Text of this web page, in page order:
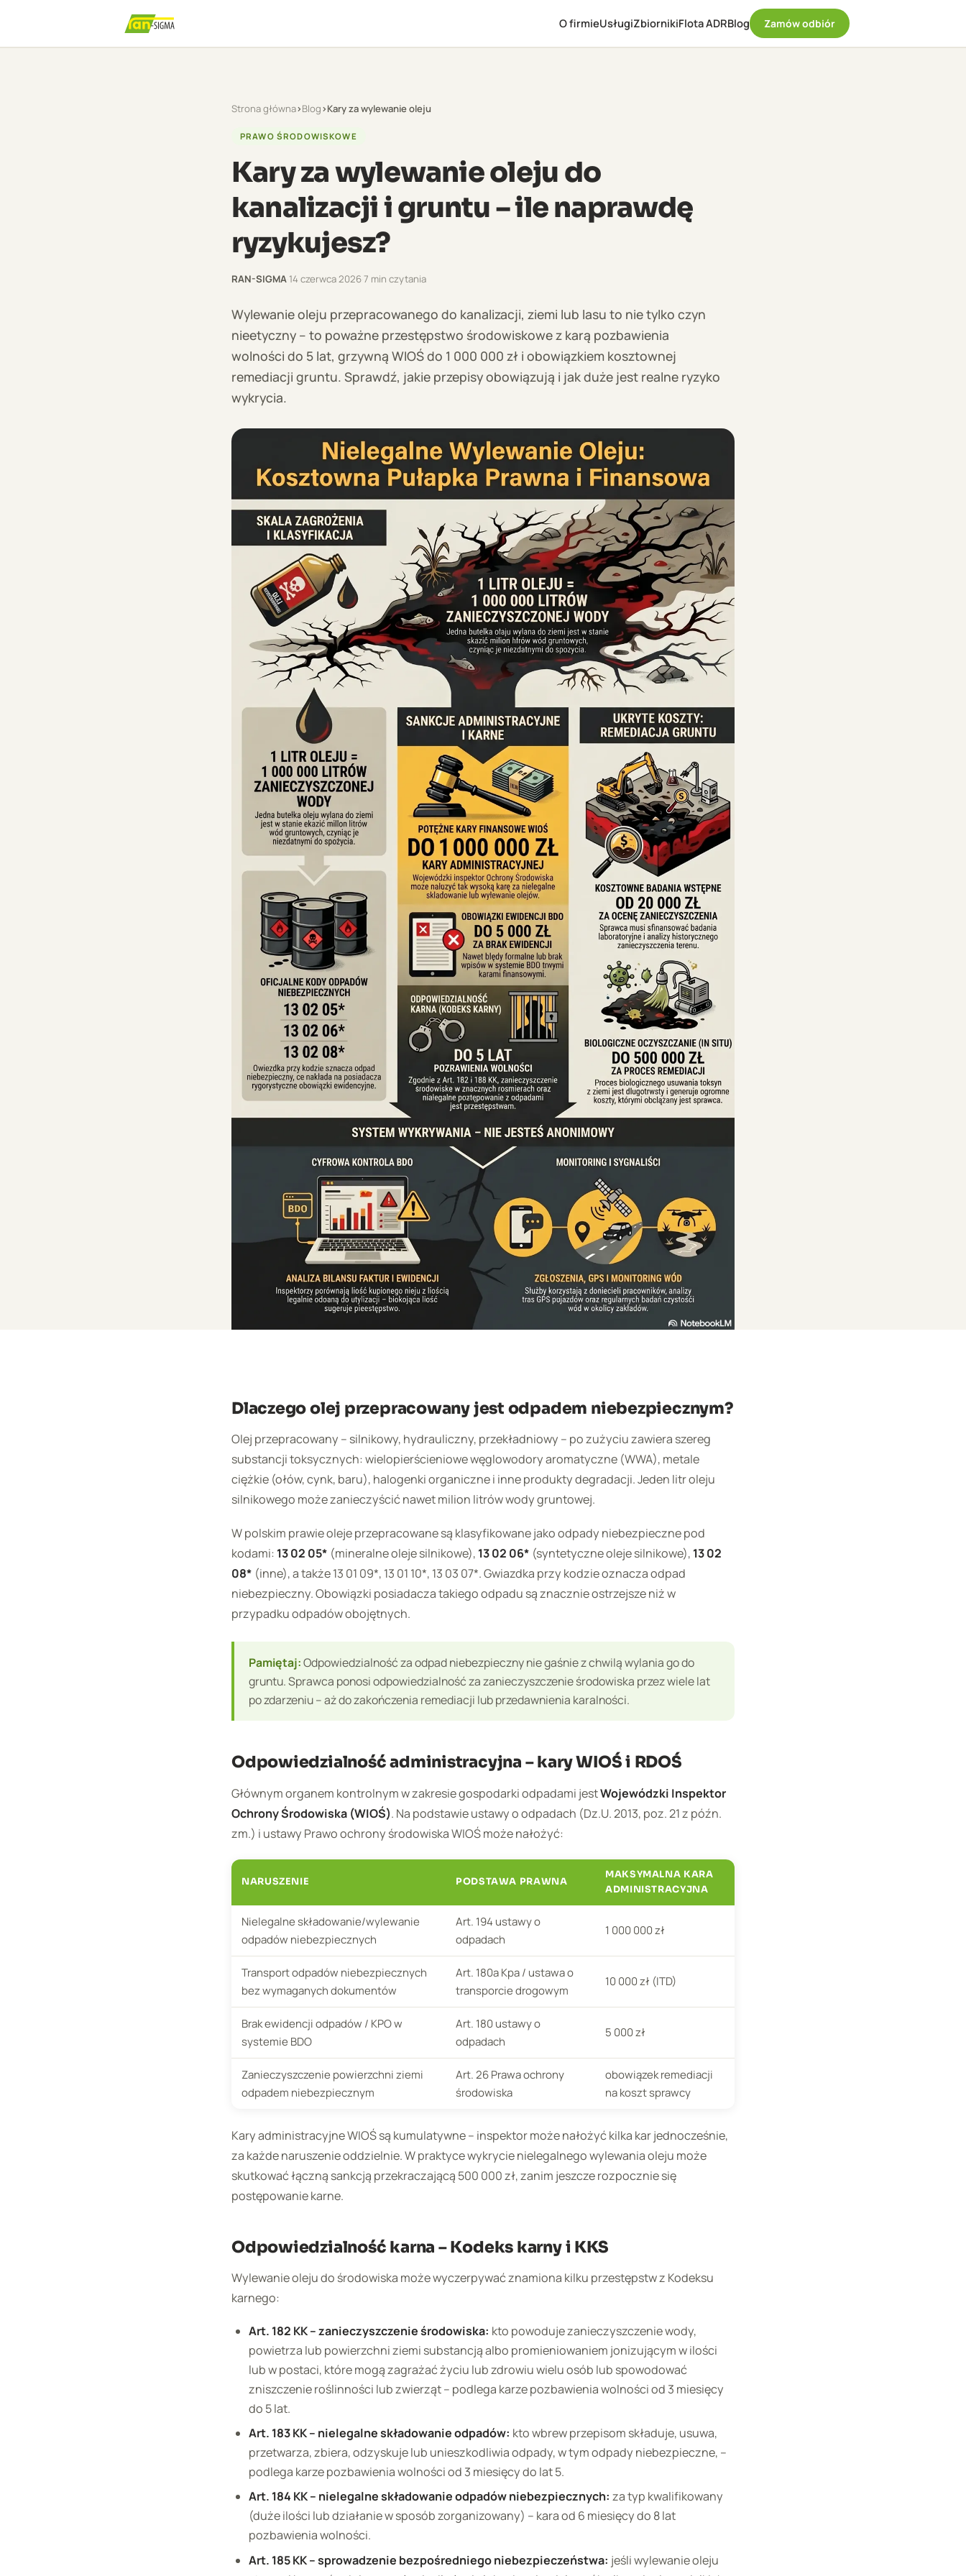
O firmieUsługiZbiornikiFlota ADRBlog Zamów odbiór
Strona główna›Blog›Kary za wylewanie oleju
PRAWO ŚRODOWISKOWE
Kary za wylewanie oleju do
kanalizacji i gruntu – ile naprawdę
ryzykujesz?
RAN-SIGMA 14 czerwca 20267 min czytania
Wylewanie oleju przepracowanego do kanalizacji, ziemi lub lasu to nie tylko czyn
nieetyczny – to poważne przestępstwo środowiskowe z karą pozbawienia
wolności do 5 lat, grzywną WIOŚ do 1 000 000 zł i obowiązkiem kosztownej
remediacji gruntu. Sprawdź, jakie przepisy obowiązują i jak duże jest realne ryzyko
wykrycia.
Dlaczego olej przepracowany jest odpadem niebezpiecznym?
Olej przepracowany – silnikowy, hydrauliczny, przekładniowy – po zużyciu zawiera szereg
substancji toksycznych: wielopierścieniowe węglowodory aromatyczne (WWA), metale
ciężkie (ołów, cynk, baru), halogenki organiczne i inne produkty degradacji. Jeden litr oleju
silnikowego może zanieczyścić nawet milion litrów wody gruntowej.
W polskim prawie oleje przepracowane są klasyfikowane jako odpady niebezpieczne pod
kodami: 13 02 05* (mineralne oleje silnikowe), 13 02 06* (syntetyczne oleje silnikowe), 13 02
08* (inne), a także 13 01 09*, 13 01 10*, 13 03 07*. Gwiazdka przy kodzie oznacza odpad
niebezpieczny. Obowiązki posiadacza takiego odpadu są znacznie ostrzejsze niż w
przypadku odpadów obojętnych.
Pamiętaj:Odpowiedzialność za odpad niebezpieczny nie gaśnie z chwilą wylania go do
gruntu. Sprawca ponosi odpowiedzialność za zanieczyszczenie środowiska przez wiele lat
po zdarzeniu – aż do zakończenia remediacji lub przedawnienia karalności.
Odpowiedzialność administracyjna – kary WIOŚ i RDOŚ
Głównym organem kontrolnym w zakresie gospodarki odpadami jestWojewódzki Inspektor
Ochrony Środowiska (WIOŚ). Na podstawie ustawy o odpadach (Dz.U. 2013, poz. 21 z późn.
zm.) i ustawy Prawo ochrony środowiska WIOŚ może nałożyć:
NARUSZENIE PODSTAWA PRAWNA
MAKSYMALNA KARA
ADMINISTRACYJNA
Nielegalne składowanie/wylewanie
odpadów niebezpiecznych
Art. 194 ustawy o
odpadach
1 000 000 zł
Transport odpadów niebezpiecznych
bez wymaganych dokumentów
Art. 180a Kpa / ustawa o
transporcie drogowym
10 000 zł (ITD)
Brak ewidencji odpadów / KPO w
systemie BDO
Art. 180 ustawy o
odpadach
5 000 zł
Zanieczyszczenie powierzchni ziemi
odpadem niebezpiecznym
Art. 26 Prawa ochrony
środowiska
obowiązek remediacji
na koszt sprawcy
Kary administracyjne WIOŚ są kumulatywne – inspektor może nałożyć kilka kar jednocześnie,
za każde naruszenie oddzielnie. W praktyce wykrycie nielegalnego wylewania oleju może
skutkować łączną sankcją przekraczającą 500 000 zł, zanim jeszcze rozpocznie się
postępowanie karne.
Odpowiedzialność karna – Kodeks karny i KKS
Wylewanie oleju do środowiska może wyczerpywać znamiona kilku przestępstw z Kodeksu
karnego:
Art. 182 KK – zanieczyszczenie środowiska: kto powoduje zanieczyszczenie wody,
powietrza lub powierzchni ziemi substancją albo promieniowaniem jonizującym w ilości
lub w postaci, które mogą zagrażać życiu lub zdrowiu wielu osób lub spowodować
zniszczenie roślinności lub zwierząt – podlega karze pozbawienia wolności od 3 miesięcy
do 5 lat.
Art. 183 KK – nielegalne składowanie odpadów: kto wbrew przepisom składuje, usuwa,
przetwarza, zbiera, odzyskuje lub unieszkodliwia odpady, w tym odpady niebezpieczne, –
podlega karze pozbawienia wolności od 3 miesięcy do lat 5.
Art. 184 KK – nielegalne składowanie odpadów niebezpiecznych: za typ kwalifikowany
(duże ilości lub działanie w sposób zorganizowany) – kara od 6 miesięcy do 8 lat
pozbawienia wolności.
Art. 185 KK – sprowadzenie bezpośredniego niebezpieczeństwa: jeśli wylewanie oleju